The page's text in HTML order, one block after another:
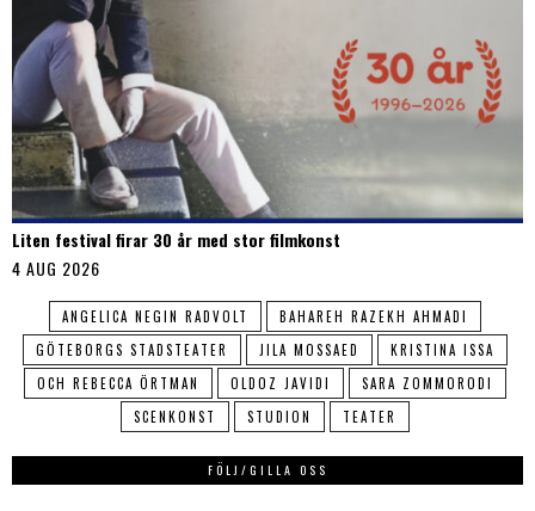
Liten festival firar 30 år med stor filmkonst
4 AUG 2026
ANGELICA NEGIN RADVOLT
BAHAREH RAZEKH AHMADI
GÖTEBORGS STADSTEATER
JILA MOSSAED
KRISTINA ISSA
OCH REBECCA ÖRTMAN
OLDOZ JAVIDI
SARA ZOMMORODI
SCENKONST
STUDION TEATER
FÖLJ/GILLA OSS